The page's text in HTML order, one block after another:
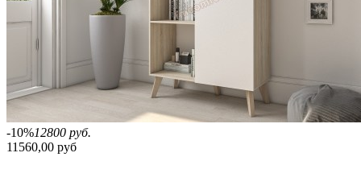
-10%12800 руб.
11560,00 руб